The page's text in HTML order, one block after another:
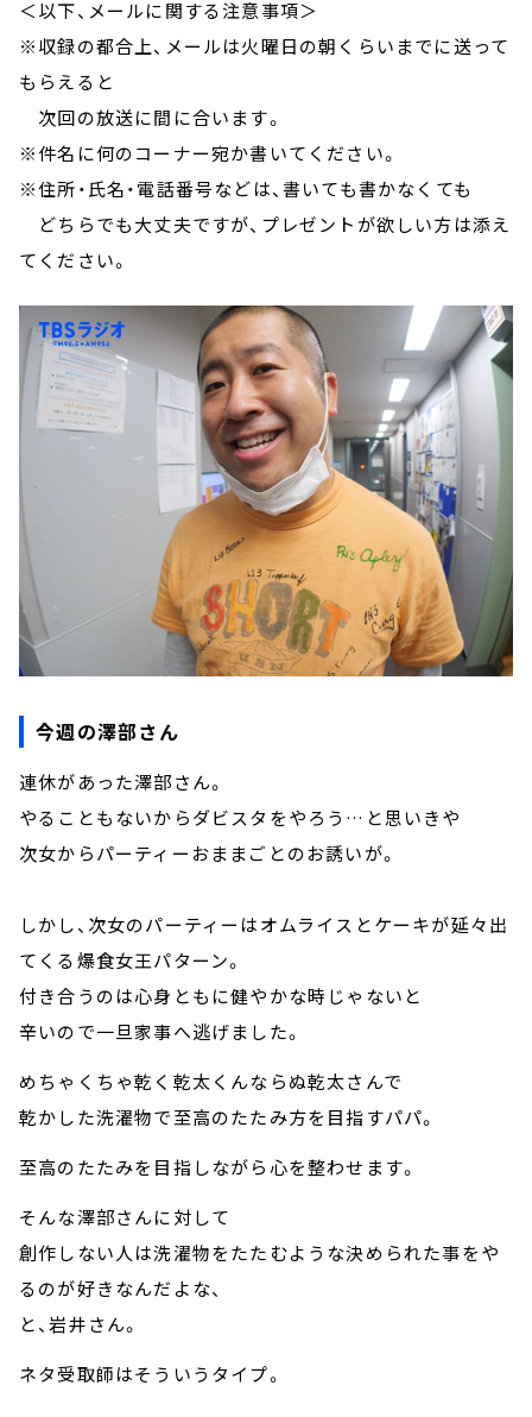
＜以下、メールに関する注意事項＞
※収録の都合上、メールは火曜日の朝くらいまでに送って
もらえると
次回の放送に間に合います。
※件名に何のコーナー宛か書いてください。
※住所・氏名・電話番号などは、書いても書かなくても
どちらでも大丈夫ですが、プレゼントが欲しい方は添え
てください。
今週の澤部さん
連休があった澤部さん。
やることもないからダビスタをやろう…と思いきや
次女からパーティーおままごとのお誘いが。
しかし、次女のパーティーはオムライスとケーキが延々出
てくる爆食女王パターン。
付き合うのは心身ともに健やかな時じゃないと
辛いので一旦家事へ逃げました。
めちゃくちゃ乾く乾太くんならぬ乾太さんで
乾かした洗濯物で至高のたたみ方を目指すパパ。
至高のたたみを目指しながら心を整わせます。
そんな澤部さんに対して
創作しない人は洗濯物をたたむような決められた事をや
るのが好きなんだよな、
と、岩井さん。
ネタ受取師はそういうタイプ。